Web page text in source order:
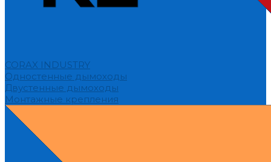
CORAX INDUSTRY
Одностенные дымоходы
Двустенные дымоходы
Монтажные крепления